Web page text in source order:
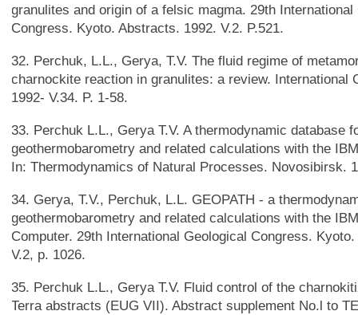
granulites and origin of a felsic magma. 29th International
Congress. Kyoto. Abstracts. 1992. V.2. P.521.
32. Perchuk, L.L., Gerya, T.V. The fluid regime of
charnockite reaction in granulites: a review. International
1992- V.34. P. 1-58.
33. Perchuk L.L., Gerya T.V. A thermodynamic database
geothermobarometry and related calculations with the
In: Thermodynamics of Natural Processes. Novosibirsk.
34. Gerya, T.V., Perchuk, L.L. GEOPATH - a
geothermobarometry and related calculations with the
Computer. 29th International Geological Congress.
V.2, p. 1026.
35. Perchuk L.L., Gerya T.V. Fluid control of the
Terra abstracts (EUG VII). Abstract supplement No.l to